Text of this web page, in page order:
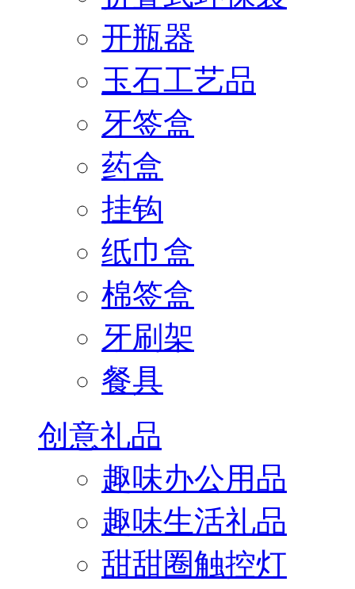
开瓶器
玉石工艺品
牙签盒
药盒
挂钩
纸巾盒
棉签盒
牙刷架
餐具
创意礼品
趣味办公用品
趣味生活礼品
甜甜圈触控灯